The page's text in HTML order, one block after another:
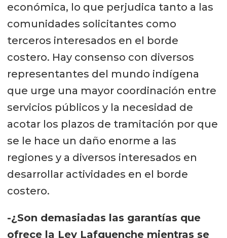
económica, lo que perjudica tanto a las
comunidades solicitantes como
terceros interesados en el borde
costero. Hay consenso con diversos
representantes del mundo indígena
que urge una mayor coordinación entre
servicios públicos y la necesidad de
acotar los plazos de tramitación por que
se le hace un daño enorme a las
regiones y a diversos interesados en
desarrollar actividades en el borde
costero.
-¿Son demasiadas las garantías que
ofrece la Ley Lafquenche mientras se